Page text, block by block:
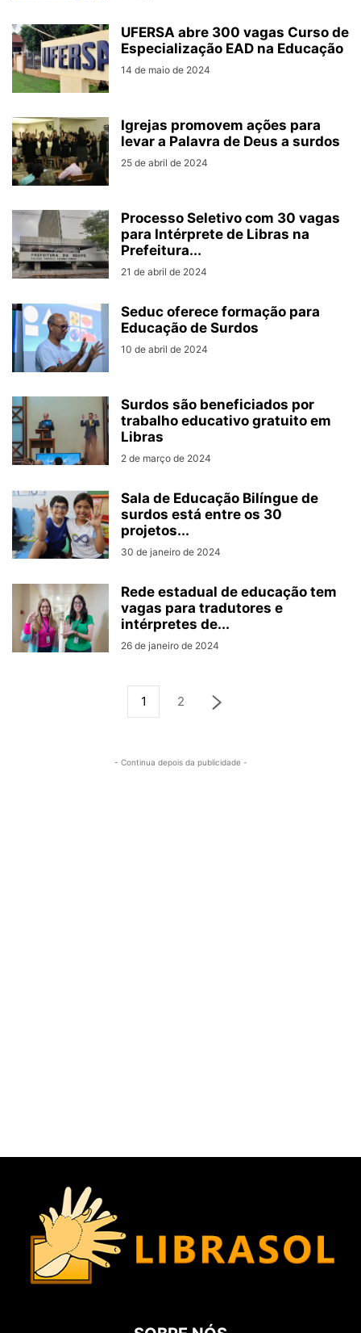
UFERSA abre 300 vagas Curso de
Especialização EAD na Educação
14 de maio de 2024
Igrejas promovem ações para
levar a Palavra de Deus a surdos
25 de abril de 2024
Processo Seletivo com 30 vagas
para Intérprete de Libras na
Prefeitura...
21 de abril de 2024
Seduc oferece formação para
Educação de Surdos
10 de abril de 2024
Surdos são beneficiados por
trabalho educativo gratuito em
Libras
2 de março de 2024
Sala de Educação Bilíngue de
surdos está entre os 30
projetos...
30 de janeiro de 2024
Rede estadual de educação tem
vagas para tradutores e
intérpretes de...
26 de janeiro de 2024
1 2
- Continua depois da publicidade -